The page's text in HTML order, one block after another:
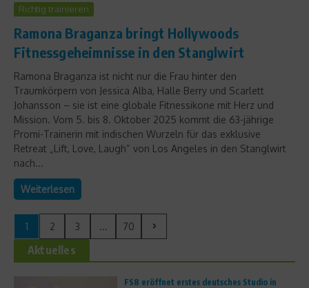
Richtig trainieren
Ramona Braganza bringt Hollywoods
Fitnessgeheimnisse in den Stanglwirt
Ramona Braganza ist nicht nur die Frau hinter den
Traumkörpern von Jessica Alba, Halle Berry und Scarlett
Johansson – sie ist eine globale Fitnessikone mit Herz und
Mission. Vom 5. bis 8. Oktober 2025 kommt die 63-jährige
Promi-Trainerin mit indischen Wurzeln für das exklusive
Retreat „Lift, Love, Laugh“ von Los Angeles in den Stanglwirt
nach...
Weiterlesen
1 2 3 ... 70
Aktuelles
FS8 eröffnet erstes deutsches Studio in